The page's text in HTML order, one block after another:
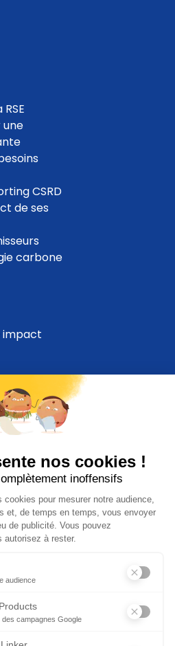
une
CSRD
de ses
carbone